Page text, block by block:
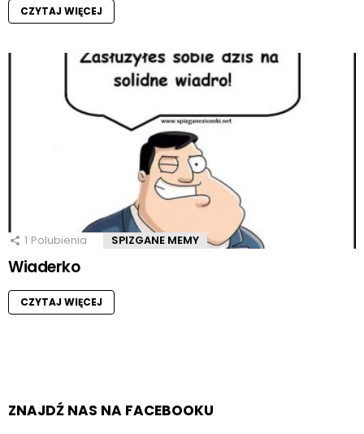
CZYTAJ WIĘCEJ
1 Polubienia SPIZGANE MEMY
Wiaderko
CZYTAJ WIĘCEJ
ZNAJDŹ NAS NA FACEBOOKU